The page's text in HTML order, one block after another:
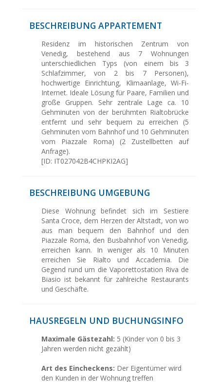
BESCHREIBUNG APPARTEMENT
Residenz im historischen Zentrum von
Venedig, bestehend aus 7 Wohnungen
unterschiedlichen Typs (von einem bis 3
Schlafzimmer, von 2 bis 7 Personen),
hochwertige Einrichtung, Klimaanlage, Wi-Fi-
Internet. Ideale Lösung für Paare, Familien und
große Gruppen. Sehr zentrale Lage ca. 10
Gehminuten von der berühmten Rialtobrücke
entfernt und sehr bequem zu erreichen (5
Gehminuten vom Bahnhof und 10 Gehminuten
vom Piazzale Roma) (2 Zustellbetten auf
Anfrage).
[ID: IT027042B4CHPKI2AG]
BESCHREIBUNG UMGEBUNG
Diese Wohnung befindet sich im Sestiere
Santa Croce, dem Herzen der Altstadt, von wo
aus man bequem den Bahnhof und den
Piazzale Roma, den Busbahnhof von Venedig,
erreichen kann. In weniger als 10 Minuten
erreichen Sie Rialto und Accademia. Die
Gegend rund um die Vaporettostation Riva de
Biasio ist bekannt für zahlreiche Restaurants
und Geschäfte.
HAUSREGELN UND BUCHUNGSINFO
Maximale Gästezahl: 5 (Kinder von 0 bis 3
Jahren werden nicht gezählt)
Art des Eincheckens: Der Eigentümer wird
den Kunden in der Wohnung treffen